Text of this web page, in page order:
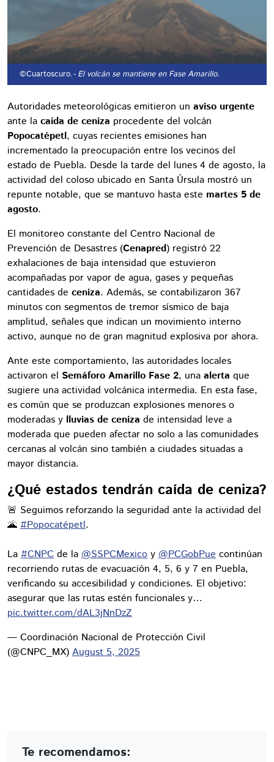
©Cuartoscuro.- El volcán se mantiene en Fase Amarillo.
Autoridades meteorológicas emitieron un aviso urgente
ante la caída de ceniza procedente del volcán
Popocatépetl, cuyas recientes emisiones han
incrementado la preocupación entre los vecinos del
estado de Puebla. Desde la tarde del lunes 4 de agosto, la
actividad del coloso ubicado en Santa Úrsula mostró un
repunte notable, que se mantuvo hasta este martes 5 de
agosto.
El monitoreo constante del Centro Nacional de
Prevención de Desastres (Cenapred) registró 22
exhalaciones de baja intensidad que estuvieron
acompañadas por vapor de agua, gases y pequeñas
cantidades de ceniza. Además, se contabilizaron 367
minutos con segmentos de tremor sísmico de baja
amplitud, señales que indican un movimiento interno
activo, aunque no de gran magnitud explosiva por ahora.
Ante este comportamiento, las autoridades locales
activaron el Semáforo Amarillo Fase 2, una alerta que
sugiere una actividad volcánica intermedia. En esta fase,
es común que se produzcan explosiones menores o
moderadas y lluvias de ceniza de intensidad leve a
moderada que pueden afectar no solo a las comunidades
cercanas al volcán sino también a ciudades situadas a
mayor distancia.
¿Qué estados tendrán caída de ceniza?
🚨 Seguimos reforzando la seguridad ante la actividad del
🌋 #Popocatépetl.
La #CNPC de la @SSPCMexico y @PCGobPue continúan
recorriendo rutas de evacuación 4, 5, 6 y 7 en Puebla,
verificando su accesibilidad y condiciones. El objetivo:
asegurar que las rutas estén funcionales y…
pic.twitter.com/dAL3jNnDzZ
— Coordinación Nacional de Protección Civil
(@CNPC_MX) August 5, 2025
Te recomendamos: